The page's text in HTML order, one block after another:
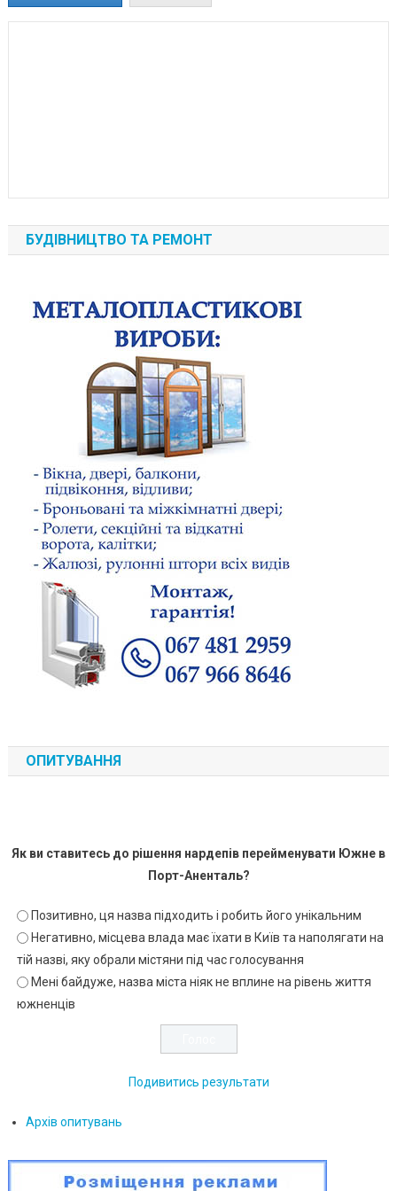
БУДІВНИЦТВО ТА РЕМОНТ
ОПИТУВАННЯ
Як ви ставитесь до рішення нардепів перейменувати Южне в
Порт-Аненталь?
Позитивно, ця назва підходить і робить його унікальним
Негативно, місцева влада має їхати в Київ та наполягати на
тій назві, яку обрали містяни під час голосування
Мені байдуже, назва міста ніяк не вплине на рівень життя
южненців
Подивитись результати
Архів опитувань